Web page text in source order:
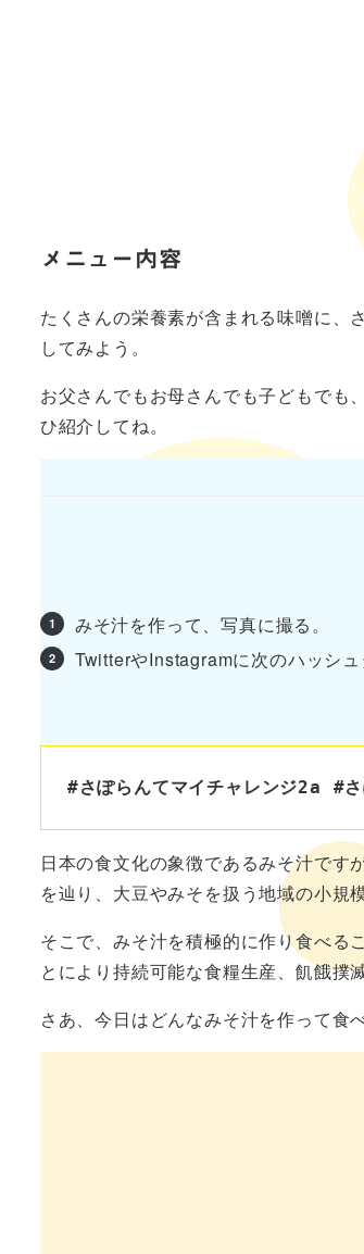
メニュー内容
たくさんの栄養素が含まれる味噌に、
してみよう。
お父さんでもお母さんでも子どもで
ひ紹介してね。
みそ汁を作って、写真に撮る。
TwitterやInstagramに次のハッシ
#さぽらんてマイチャレンジ2a #
日本の食文化の象徴であるみそ汁です
を辿り、大豆やみそを扱う地域の小規
そこで、みそ汁を積極的に作り食べる
とにより持続可能な食糧生産、飢餓撲
さあ、今日はどんなみそ汁を作って食